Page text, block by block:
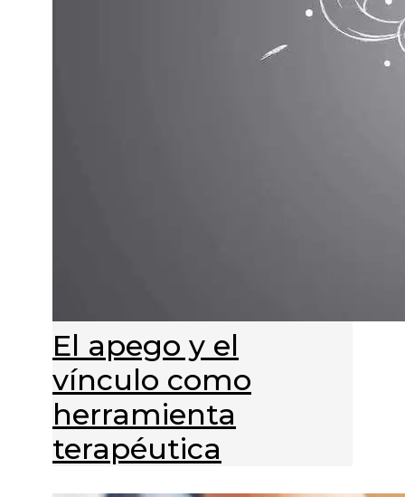
El apego y el
vínculo como
herramienta
terapéutica